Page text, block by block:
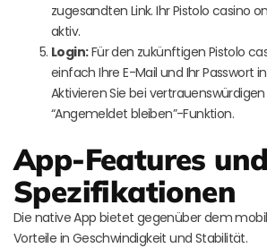
zugesandten Link. Ihr Pistolo casino
aktiv.
Login:Für den zukünftigen Pistolo
einfach Ihre E-Mail und Ihr Passwort
Aktivieren Sie bei
“Angemeldet bleiben”-Funktion.
App-Features und
Spezifikationen
Die native App bietet gegenüber dem
Vorteile in Geschwindigkeit und Stabilität.